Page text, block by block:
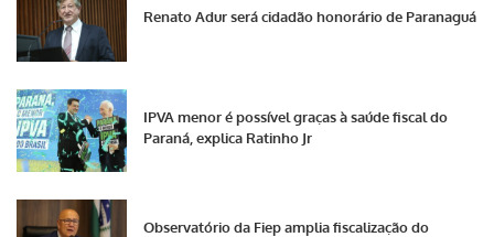
Renato Adur será cidadão honorário de Paranaguá
IPVA menor é possível graças à saúde fiscal do
Paraná, explica Ratinho Jr
Observatório da Fiep amplia fiscalização do